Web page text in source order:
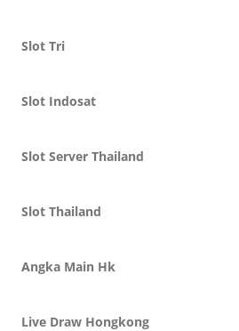
Slot Tri
Slot Indosat
Slot Server Thailand
Slot Thailand
Angka Main Hk
Live Draw Hongkong